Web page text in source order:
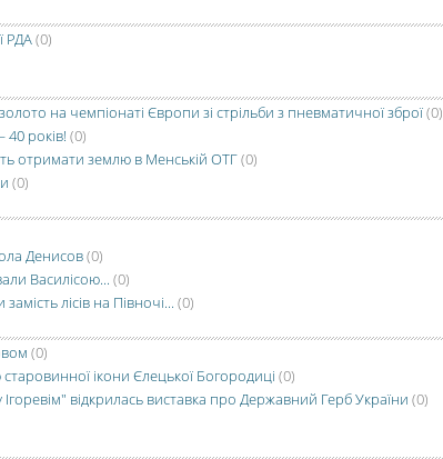
РДА(0)
на чемпіонаті Європи зі стрільби з пневматичної зброї(0)
років! (0)
отримати землю в Менській ОТГ(0)
(0)
Денисов(0)
Василісою... (0)
лісів на Півночі... (0)
(0)
ікони Єлецької Богородиці (0)
відкрилась виставка про Державний Герб України (0)